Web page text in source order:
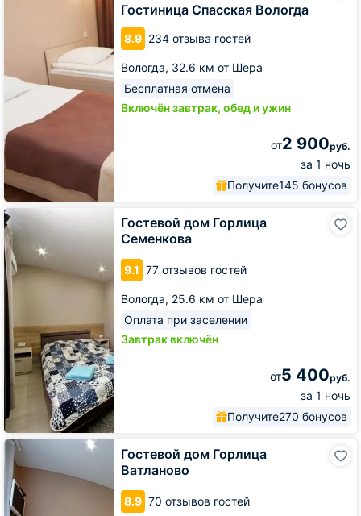
Гостиница Спасская Вологда
8.9 234 отзыва гостей
Вологда, 32.6 км от Шера
Бесплатная отмена
Включён завтрак, обед и ужин
от2 900руб.
за 1 ночь
Получите145 бонусов
Гостевой дом Горлица
Семенкова
9.1 77 отзывов гостей
Вологда, 25.6 км от Шера
Оплата при заселении
Завтрак включён
от5 400руб.
за 1 ночь
Получите270 бонусов
Гостевой
дом
Горлица
Семенкова
Гостевой дом Горлица
Ватланово
8.9 70 отзывов гостей
Гостевой
дом
Горлица
Ватланово